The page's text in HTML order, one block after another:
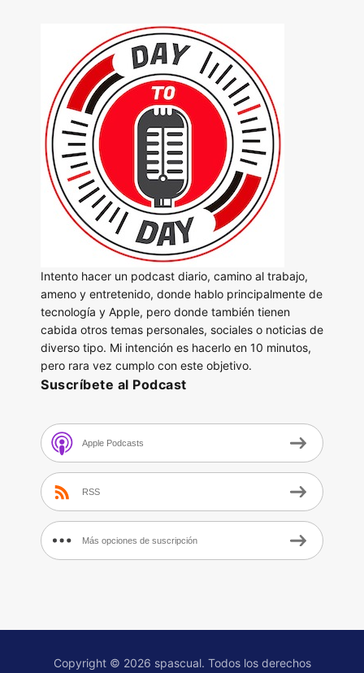
Intento hacer un podcast diario, camino al trabajo,
ameno y entretenido, donde hablo principalmente de
tecnología y Apple, pero donde también tienen
cabida otros temas personales, sociales o noticias de
diverso tipo. Mi intención es hacerlo en 10 minutos,
pero rara vez cumplo con este objetivo.
Suscríbete al Podcast
Apple Podcasts
RSS
Más opciones de suscripción
Copyright © 2026 spascual. Todos los derechos